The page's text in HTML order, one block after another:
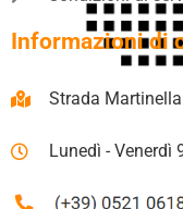
Informazioni di
Strada
Lunedì - Venerdì